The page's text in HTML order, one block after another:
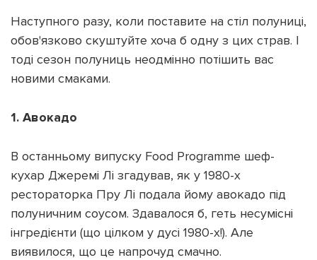
Політика конфіденційності
Наші соц мережі
Підтримати dyvys.info
Наступного разу, коли поставите на стіл полуниці,
обов'язково скуштуйте хоча б одну з цих страв. І
тоді сезон полуниць неодмінно потішить вас
новими смаками.
1. Авокадо
В останньому випуску Food Programme шеф-
кухар Джеремі Лі згадував, як у 1980-х
рестораторка Пру Лі подала йому авокадо під
полуничним соусом. Здавалося б, геть несумісні
інгредієнти (що цілком у дусі 1980-х!). Але
виявилося, що це напрочуд смачно.